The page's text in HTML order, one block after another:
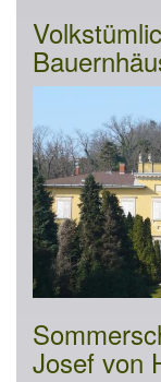
Josef von